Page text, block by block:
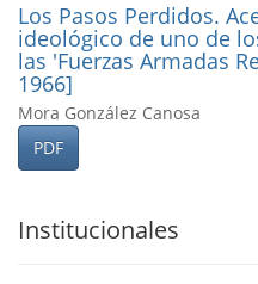
Los Pasos Perdidos.
ideológico de uno de
las 'Fuerzas Armadas
1966]
Mora González Canosa
PDF
Institucionales